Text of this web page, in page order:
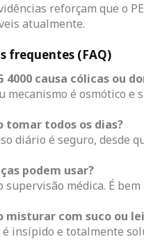
reforçam que o
atualmente.
frequentes (FAQ)
4000 causa cólicas ou
mecanismo é osmótico
tomar todos os dias?
diário é seguro, desde
podem usar?
supervisão médica. É
misturar com suco ou
é insípido e totalmente